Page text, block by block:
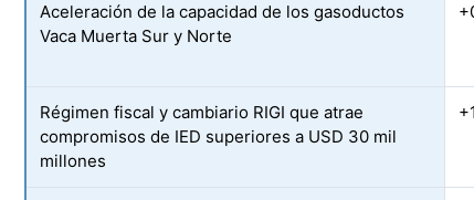
Aceleración de la capacidad de los gasoductos
Vaca Muerta Sur y Norte
Régimen fiscal y cambiario RIGI que atrae
compromisos de IED superiores a USD 30 mil
millones